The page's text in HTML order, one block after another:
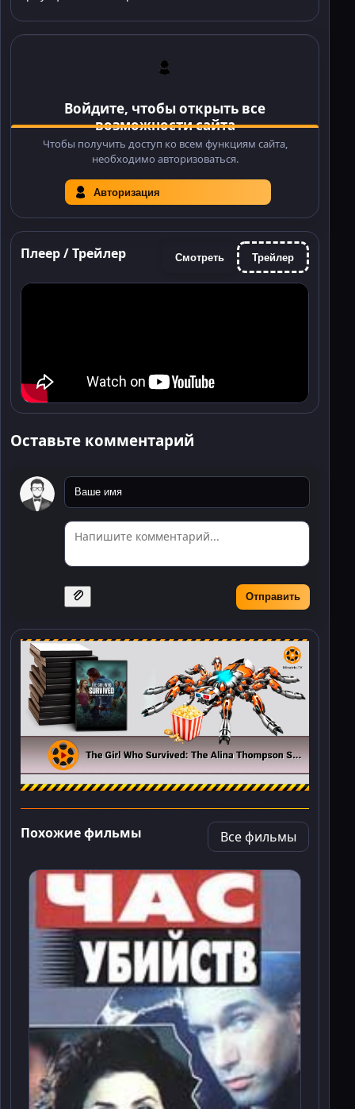
Войдите, чтобы открыть все
возможности сайта
Чтобы получить доступ ко всем функциям сайта,
необходимо авторизоваться.
Авторизация
Плеер / Трейлер Смотреть Трейлер
Оставьте комментарий
Отправить
Похожие фильмы Все фильмы